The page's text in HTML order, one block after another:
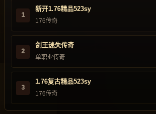
1
新开1.76精品523sy
176传奇
2
剑王迷失传奇
单职业传奇
3
1.76复古精品523sy
176传奇